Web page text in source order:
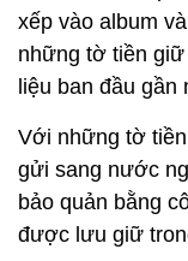
xếp vào album
những tờ tiền
liệu ban đầu
Với những tờ
gửi sang nước
bảo quản bằng
được lưu giữ